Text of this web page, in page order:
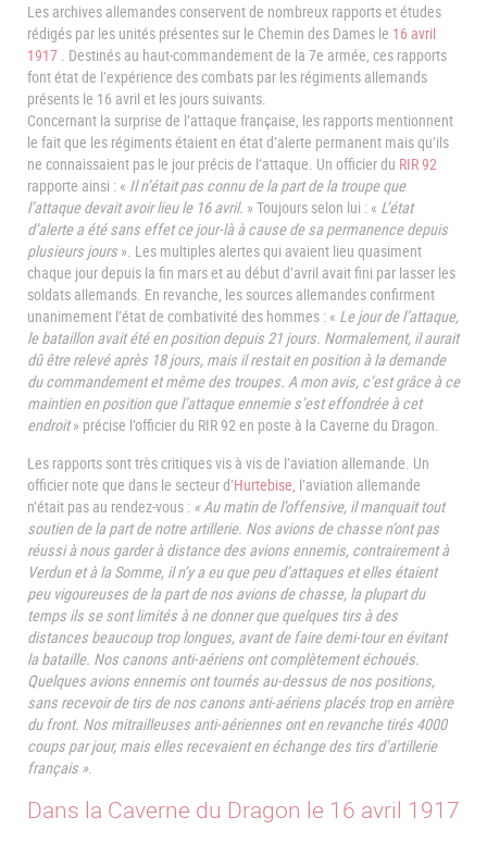
Les archives allemandes conservent de nombreux rapports et études
rédigés par les unités présentes sur le Chemin des Dames le 16 avril
1917 . Destinés au haut-commandement de la 7e armée, ces rapports
font état de l’expérience des combats par les régiments allemands
présents le 16 avril et les jours suivants.
Concernant la surprise de l’attaque française, les rapports mentionnent
le fait que les régiments étaient en état d’alerte permanent mais qu’ils
ne connaissaient pas le jour précis de l’attaque. Un officier du RIR 92
rapporte ainsi : « Il n’était pas connu de la part de la troupe que
l’attaque devait avoir lieu le 16 avril. » Toujours selon lui : « L’état
d’alerte a été sans effet ce jour-là à cause de sa permanence depuis
plusieurs jours ». Les multiples alertes qui avaient lieu quasiment
chaque jour depuis la fin mars et au début d’avril avait fini par lasser les
soldats allemands. En revanche, les sources allemandes confirment
unanimement l’état de combativité des hommes : « Le jour de l’attaque,
le bataillon avait été en position depuis 21 jours. Normalement, il aurait
dû être relevé après 18 jours, mais il restait en position à la demande
du commandement et même des troupes. A mon avis, c’est grâce à ce
maintien en position que l’attaque ennemie s’est effondrée à cet
endroit» précise l’officier du RIR 92 en poste à la Caverne du Dragon.
Les rapports sont très critiques vis à vis de l’aviation allemande. Un
officier note que dans le secteur d’Hurtebise , l’aviation allemande
n’était pas au rendez-vous : « Au matin de l’offensive, il manquait tout
soutien de la part de notre artillerie. Nos avions de chasse n’ont pas
réussi à nous garder à distance des avions ennemis, contrairement à
Verdun et à la Somme, il n’y a eu que peu d’attaques et elles étaient
peu vigoureuses de la part de nos avions de chasse, la plupart du
temps ils se sont limités à ne donner que quelques tirs à des
distances beaucoup trop longues, avant de faire demi-tour en évitant
la bataille. Nos canons anti-aériens ont complètement échoués.
Quelques avions ennemis ont tournés au-dessus de nos positions,
sans recevoir de tirs de nos canons anti-aériens placés trop en arrière
du front. Nos mitrailleuses anti-aériennes ont en revanche tirés 4000
coups par jour, mais elles recevaient en échange des tirs d’artillerie
français ».
Dans la Caverne du Dragon le 16 avril 1917